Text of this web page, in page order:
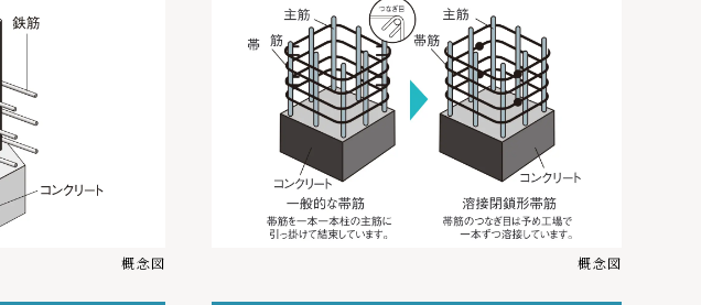
概念図 概念図